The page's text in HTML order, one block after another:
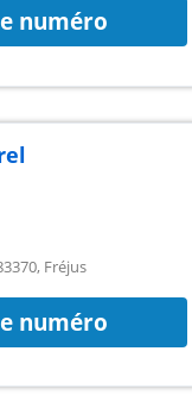
numéro
Fréjus
numéro